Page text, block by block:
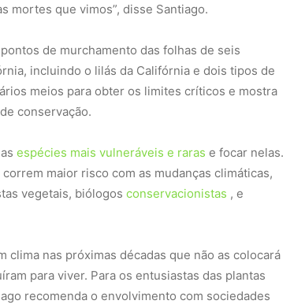
mortes que vimos”, disse Santiago.
de murchamento das folhas de seis
incluindo o lilás da Califórnia e dois tipos de
meios para obter os limites críticos e mostra
conservação.
espécies mais vulneráveis ​​e raras e focar nelas.
maior risco com as mudanças climáticas,
vegetais, biólogos conservacionistas , e
clima nas próximas décadas que não as colocará
para viver. Para os entusiastas das plantas
recomenda o envolvimento com sociedades